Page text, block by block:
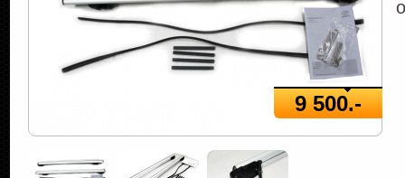
9 500.-